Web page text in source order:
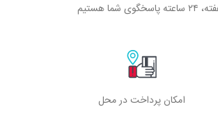
امکان پرداخت در محل